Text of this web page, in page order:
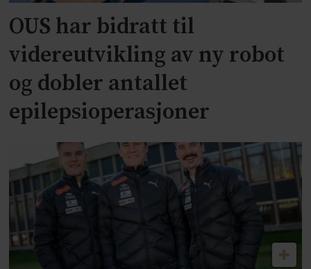
OUS har bidratt til
videreutvikling av ny robot
og dobler antallet
epilepsioperasjoner